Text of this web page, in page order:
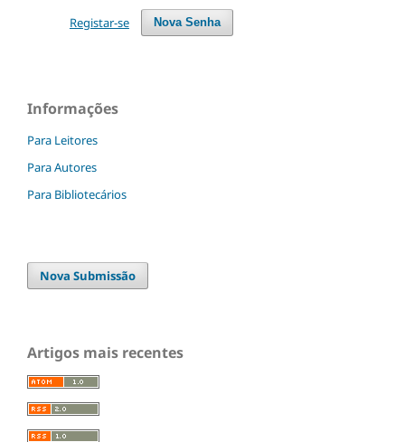
Nova Senha
Registar-se
Informações
Para Leitores
Para Autores
Para Bibliotecários
Nova Submissão
Artigos mais recentes